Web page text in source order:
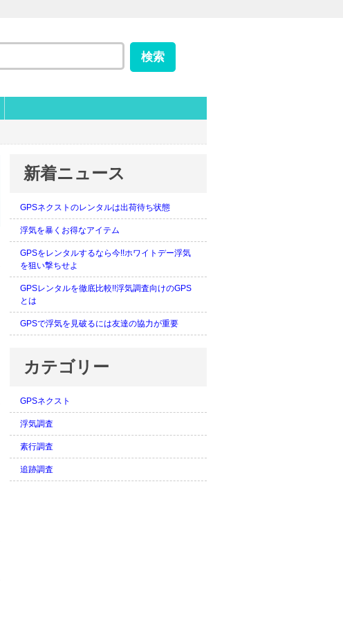
新着ニュース
GPSネクストのレンタルは出荷待ち状態
浮気を暴くお得なアイテム
GPSをレンタルするなら今!!ホワイトデー浮気
を狙い撃ちせよ
GPSレンタルを徹底比較!!浮気調査向けのGPS
とは
GPSで浮気を見破るには友達の協力が重要
カテゴリー
GPSネクスト
浮気調査
素行調査
追跡調査